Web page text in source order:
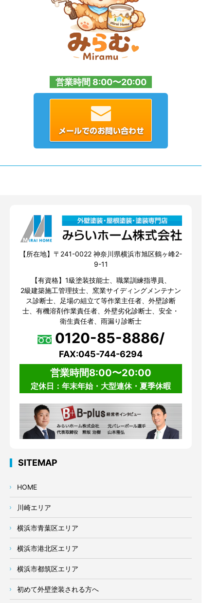
営業時間 8:00〜20:00
【所在地】〒241-0022 神奈川県横浜市旭区鶴ヶ峰2-
9-11
【有資格】1級塗装技能士、職業訓練指導員、
2級建築施工管理技士、窯業サイディングメンテナン
ス診断士、足場の組立て等作業主任者、外壁診断
士、有機溶剤作業責任者、外壁劣化診断士、安全・
衛生責任者、雨漏り診断士
0120-85-8886/
FAX:045-744-6294
営業時間8:00〜20:00
定休日：年末年始・大型連休・夏季休暇
SITEMAP
HOME
川崎エリア
横浜市青葉区エリア
横浜市港北区エリア
横浜市都筑区エリア
初めて外壁塗装される方へ